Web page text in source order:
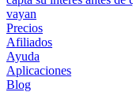
vayan
Precios
Afiliados
Ayuda
Aplicaciones
Blog